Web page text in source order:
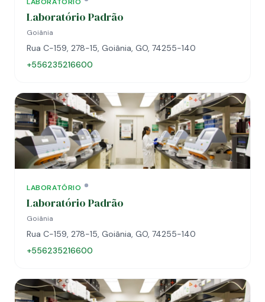
Laboratório Padrão
Goiânia
Rua C-159, 278-15, Goiânia, GO, 74255-140
+556235216600
LABORATÓRIO
Laboratório Padrão
Goiânia
Rua C-159, 278-15, Goiânia, GO, 74255-140
+556235216600